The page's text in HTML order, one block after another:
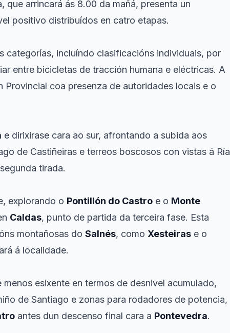
arrincará ás 8.00 da mañá, presenta un
positivo distribuídos en catro etapas.
categorías, incluíndo clasificacións individuais, por
entre bicicletas de tracción humana e eléctricas. A
coa presenza de autoridades locais e o
e dirixirase cara ao sur, afrontando a subida aos
de Castiñeiras e terreos boscosos con vistas á Ría
tirada.
explorando o Pontillón do Castro e o Monte
Caldas, punto de partida da terceira fase. Esta
montañosas do Salnés, como Xesteiras e o
á localidade.
esixente en termos de desnivel acumulado,
de Santiago e zonas para rodadores de potencia,
antes dun descenso final cara a Pontevedra.